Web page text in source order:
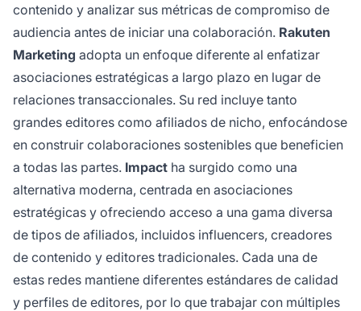
contenido y analizar sus métricas de compromiso de
audiencia antes de iniciar una colaboración. Rakuten
Marketing adopta un enfoque diferente al enfatizar
asociaciones estratégicas a largo plazo en lugar de
relaciones transaccionales. Su red incluye tanto
grandes editores como afiliados de nicho, enfocándose
en construir colaboraciones sostenibles que beneficien
a todas las partes. Impact ha surgido como una
alternativa moderna, centrada en asociaciones
estratégicas y ofreciendo acceso a una gama diversa
de tipos de afiliados, incluidos influencers, creadores
de contenido y editores tradicionales. Cada una de
estas redes mantiene diferentes estándares de calidad
y perfiles de editores, por lo que trabajar con múltiples